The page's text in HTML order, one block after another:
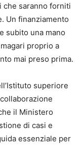
saranno forniti
Un finanziamento
subito una mano
proprio a
mai preso prima.
superiore
il Ministero
di casi e
essenziale per